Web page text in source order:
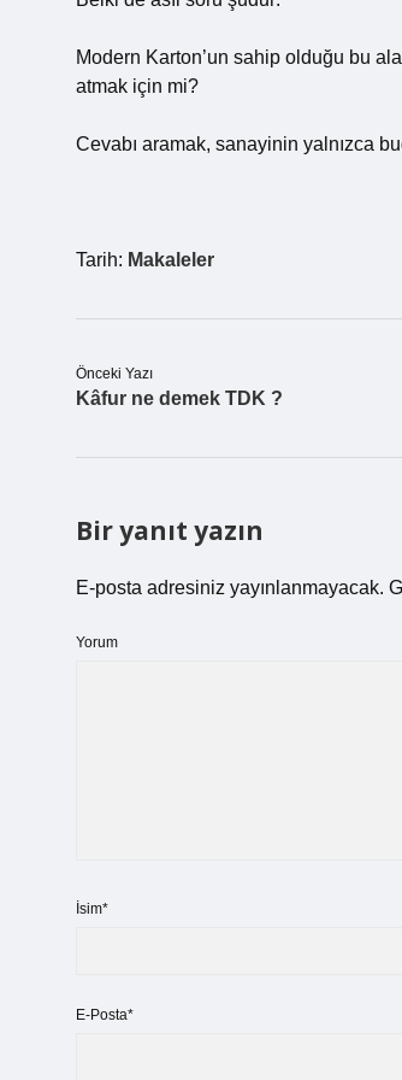
Modern Karton’un sahip olduğu bu
atmak için mi?
Cevabı aramak, sanayinin yalnızca
Tarih: Makaleler
Önceki Yazı
Kâfur ne demek TDK ?
Bir yanıt yazın
E-posta adresiniz yayınlanmayacak.
Yorum
İsim*
E-Posta*